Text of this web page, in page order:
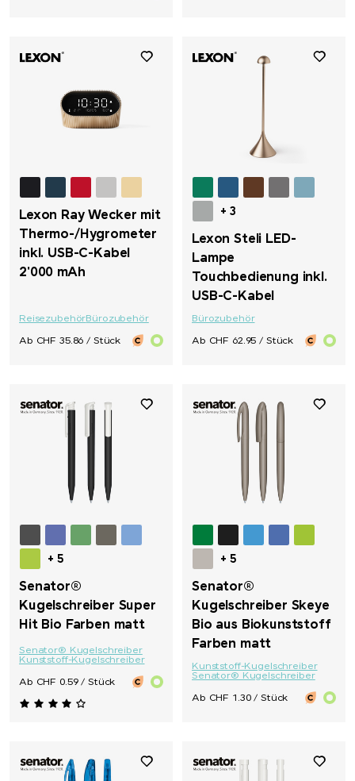
Lexon Ray Wecker mit
Thermo-/Hygrometer
inkl. USB-C-Kabel
2'000 mAh
ReisezubehörBürozubehör
Ab CHF 35.86 / Stück
+ 3
Lexon Steli LED-
Lampe
Touchbedienung inkl.
USB-C-Kabel
Bürozubehör
Ab CHF 62.95 / Stück
+ 5
Senator®
Kugelschreiber Super
Hit Bio Farben matt
Senator® Kugelschreiber
Kunststoff-Kugelschreiber
Ab CHF 0.59 / Stück
+ 5
Senator®
Kugelschreiber Skeye
Bio aus Biokunststoff
Farben matt
Kunststoff-Kugelschreiber
Senator® Kugelschreiber
Ab CHF 1.30 / Stück